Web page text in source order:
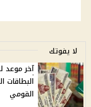
لا يفوتك
البطاقات
القومي